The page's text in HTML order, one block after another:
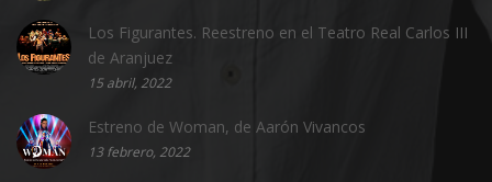
Los Figurantes. Reestreno en el Teatro Real Carlos III
de Aranjuez
15 abril, 2022
Estreno de Woman, de Aarón Vivancos
13 febrero, 2022